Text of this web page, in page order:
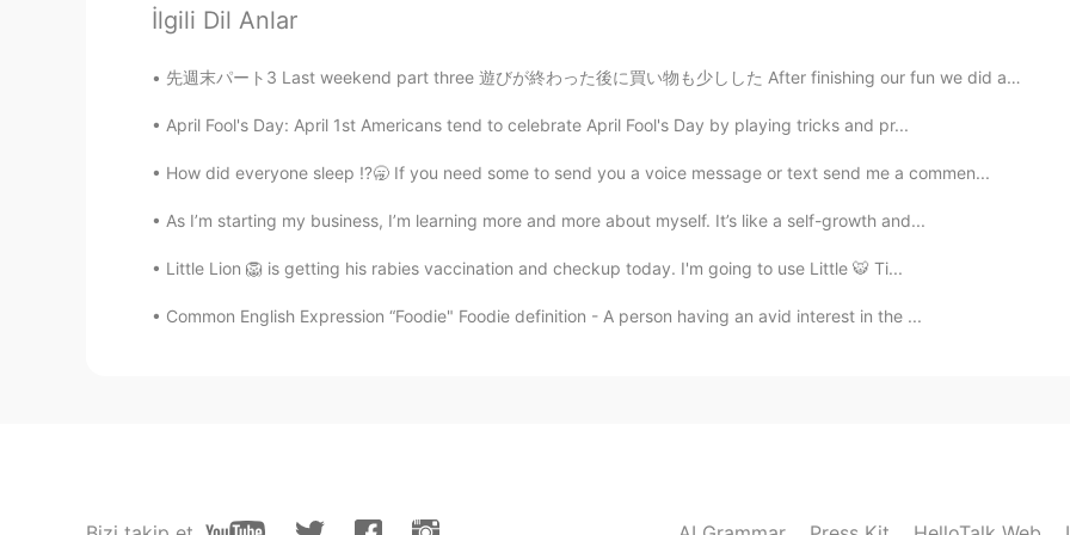
JP EN
それ以外何も話しかけてくれへん奴が〜 I agree especially on this part. They should
Takashi
関西弁完璧だね😆w 確かに、もう少しコミュニケーション欲しいよね。 僕は「修正して」の
リンクだけ貼る事にしてます👍
신수아 2020.04.19 02:25
İlgili Dil Anlar
先週末パート3 Last weekend part three 遊びが終わった後に買い物も少しした After finishing our fun we did a little shoppi...
April Fool's Day: April 1st Americans tend to celebrate April Fool's Day by playing tricks and pr...
How did everyone sleep ⁉️🥱 If you need some to send you a voice message or text send me a commen...
As I’m starting my business, I’m learning more and more about myself. It’s like a self-growth and...
Little Lion 🦁 is getting his rabies vaccination and checkup today. I'm going to use Little 🐯 Ti...
Common English Expression “Foodie" Foodie definition - A person having an avid interest in the ...